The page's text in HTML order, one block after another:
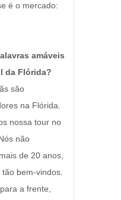
é o mercado:
amáveis
da Flórida?
são
na Flórida.
nossa tour no
não
de 20 anos,
bem-vindos.
a frente,